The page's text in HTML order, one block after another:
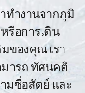
ทำงานจากภูมิ
รือการเดิน
ของคุณ เรา
มารถ ทัศนคติ
มซื่อสัตย์ และ